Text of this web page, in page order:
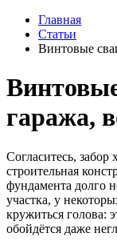
Главная
Статьи
Винтовые
гаража,
Согласитесь,
строительная
фундамента долго
участка, у
кружиться голова:
обойдётся даже